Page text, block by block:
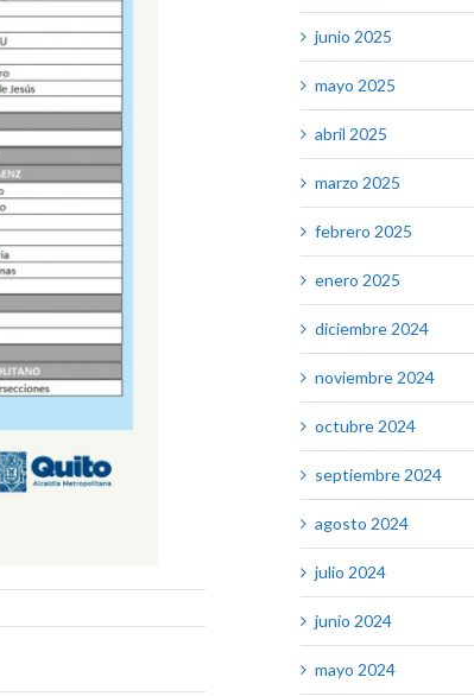
junio 2025
mayo 2025
abril 2025
marzo 2025
febrero 2025
enero 2025
diciembre 2024
noviembre 2024
octubre 2024
septiembre 2024
agosto 2024
julio 2024
junio 2024
mayo 2024